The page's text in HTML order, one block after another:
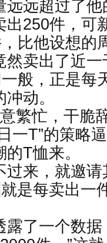
远远超过了
出250件，可
比他设想的
然卖出了近一
般，正是每
动。
繁忙，干脆
一T”的策略
T恤来。
过来，就邀
是每卖出一
了一个数据